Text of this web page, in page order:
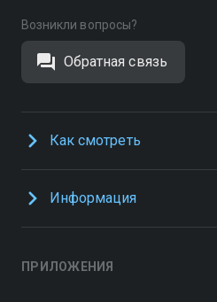
Возникли вопросы?
Обратная связь
Как смотреть
Информация
ПРИЛОЖЕНИЯ